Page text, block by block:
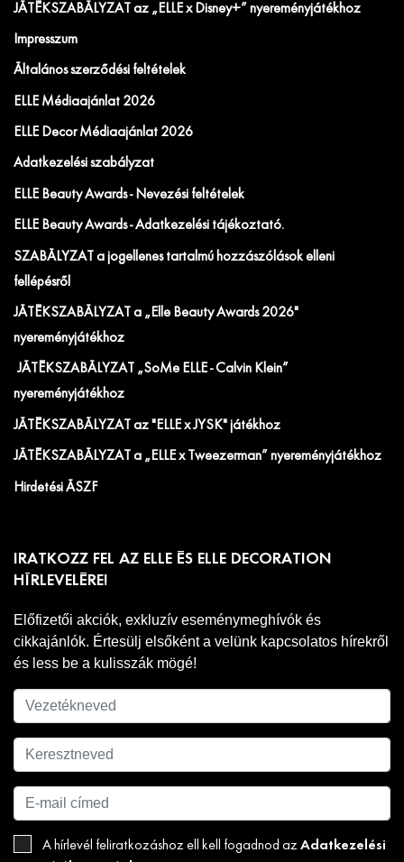
JÁTÉKSZABÁLYZAT az „ELLE x Disney+” nyereményjátékhoz
Impresszum
Általános szerződési feltételek
ELLE Médiaajánlat 2026
ELLE Decor Médiaajánlat 2026
Adatkezelési szabályzat
ELLE Beauty Awards - Nevezési feltételek
ELLE Beauty Awards - Adatkezelési tájékoztató.
SZABÁLYZAT a jogellenes tartalmú hozzászólások elleni
fellépésről
JÁTÉKSZABÁLYZAT a „Elle Beauty Awards 2026"
nyereményjátékhoz
JÁTÉKSZABÁLYZAT „SoMe ELLE - Calvin Klein”
nyereményjátékhoz
JÁTÉKSZABÁLYZAT az "ELLE x JYSK" játékhoz
JÁTÉKSZABÁLYZAT a „ELLE x Tweezerman” nyereményjátékhoz
Hirdetési ÁSZF
IRATKOZZ FEL AZ ELLE ÉS ELLE DECORATION
HÍRLEVELÉRE!
Előfizetői akciók, exkluzív eseménymeghívók és
cikkajánlók. Értesülj elsőként a velünk kapcsolatos hírekről
és less be a kulisszák mögé!
A hírlevél feliratkozáshoz ell kell fogadnod az Adatkezelési